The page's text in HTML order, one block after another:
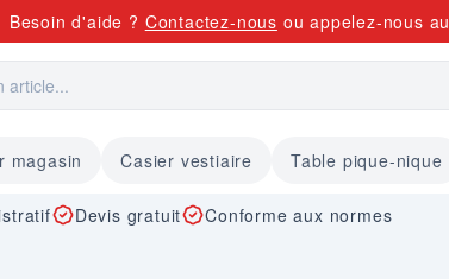
Besoin d'aide ? Contactez-nous ou appelez-nous au
magasin Casier vestiaire Table pique-nique
Devis gratuit Conforme aux normes